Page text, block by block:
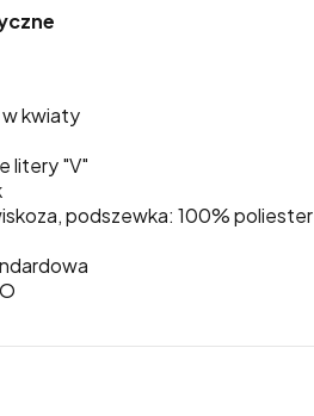
kwiaty
litery "V"
podszewka: 100% poliester